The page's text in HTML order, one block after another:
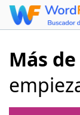
Más